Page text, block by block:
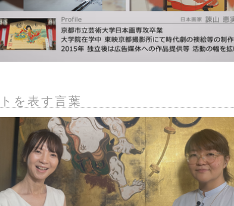
を表す言葉